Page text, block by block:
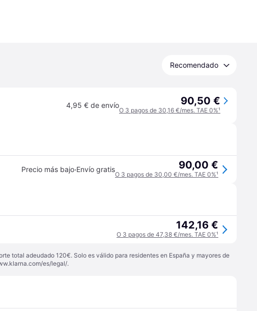
Recomendado
4,95 € de envío 90,50 €
O 3 pagos de 30,16 €/mes. TAE 0%¹
Precio más bajo·Envío gratis 90,00 €
O 3 pagos de 30,00 €/mes. TAE 0%¹
142,16 €
O 3 pagos de 47,38 €/mes. TAE 0%¹
total adeudado 120€. Solo es válido para residentes en España y mayores de
es/legal/.